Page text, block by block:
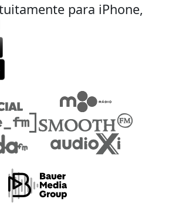
para iPhone,